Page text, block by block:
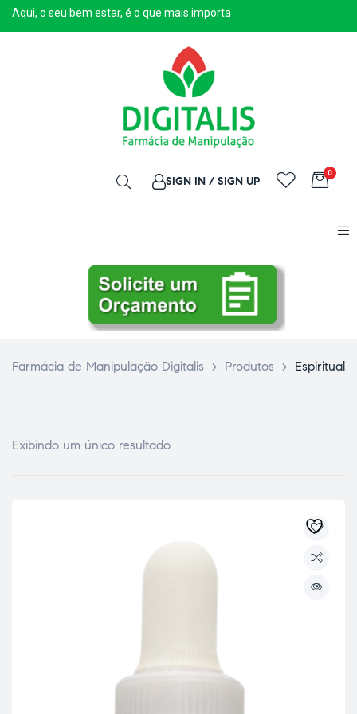
Aqui, o seu bem estar, é o que mais importa
SIGN IN / SIGN UP
0
Farmácia de Manipulação Digitalis > Produtos > Espiritual
Exibindo um único resultado